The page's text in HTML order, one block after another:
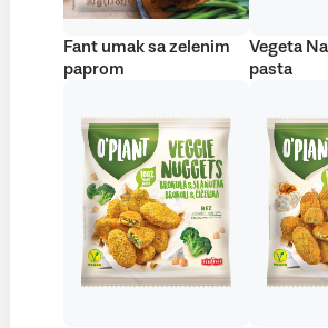
Fant umak sa zelenim
paprom
Vegeta
pasta